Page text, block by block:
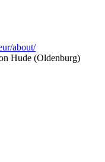
about/
Hude (Oldenburg)